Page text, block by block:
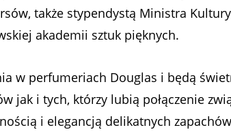
także stypendystą Ministra
akademii sztuk pięknych.
w perfumeriach Douglas i będą
jak i tych, którzy lubią połączenie
i elegancją delikatnych